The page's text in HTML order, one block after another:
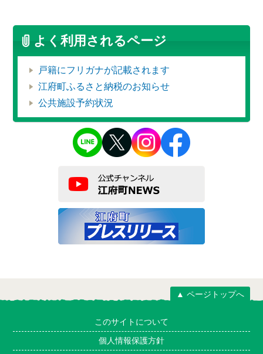
よく利用されるページ
戸籍にフリガナが記載されます
江府町ふるさと納税のお知らせ
公共施設予約状況
▲ ページトップへ
このサイトについて
個人情報保護方針